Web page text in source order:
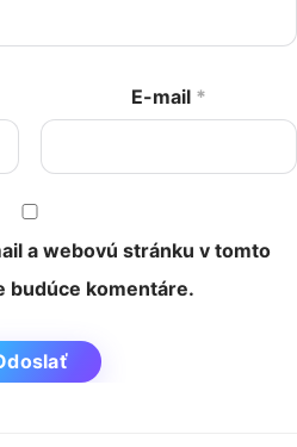
E-mail *
a webovú stránku v tomto
budúce komentáre.